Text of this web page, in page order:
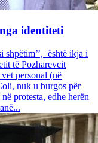
identiteti
shpëtim’’, është ikja i
të Pozharevcit
personal (në
nuk u burgos për
protesta, edhe herën